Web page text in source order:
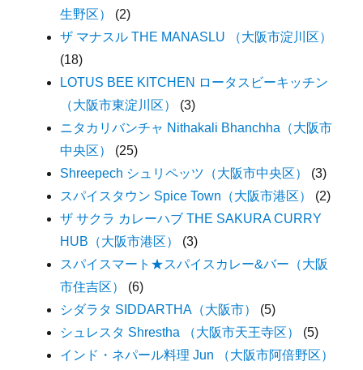
生野区）
(2)
ザ マナスル THE MANASLU （大阪市淀川区）
(18)
LOTUS BEE KITCHEN ロータスビーキッチン
（大阪市東淀川区）
(3)
ニタカリバンチャ Nithakali Bhanchha（大阪市
中央区）
(25)
Shreepech シュリペッツ（大阪市中央区）
(3)
スパイスタウン Spice Town（大阪市港区）
(2)
ザ サクラ カレーハブ THE SAKURA CURRY
HUB（大阪市港区）
(3)
スパイスマート★スパイスカレー&バー（大阪
市住吉区）
(6)
シダラタ SIDDARTHA（大阪市）
(5)
シュレスタ Shrestha （大阪市天王寺区）
(5)
インド・ネパール料理 Jun （大阪市阿倍野区）